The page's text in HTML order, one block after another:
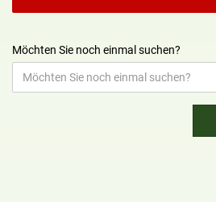
Möchten Sie noch einmal suchen?